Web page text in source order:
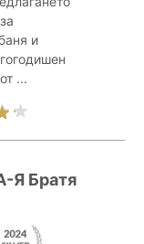
и
...
Я Братя